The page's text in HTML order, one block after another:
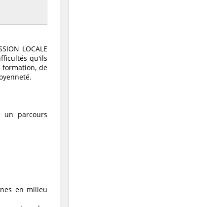
LOCALE
qu'ils
de
un parcours
en milieu